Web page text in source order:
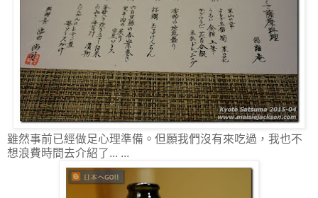
雖然事前已經做足心理準備。但願我們沒有來吃過，我也不
想浪費時間去介紹了... ...